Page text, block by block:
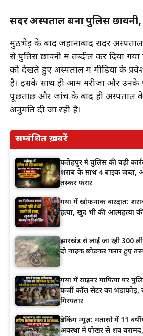
सदर अस्पताल बना पुलिस छावनी,
मुठभेड़ के बाद जहानाबाद सदर अस्पताल
से पुलिस छावनी में तब्दील कर दिया गया
को देखते हुए अस्पताल में मीडिया के
है। इसके साथ ही आम मरीजों और उनके
पूछताछ और जांच के बाद ही अस्पताल
अनुमति दी जा रही है।
सम्बंधित ख़बरें
फतेहपुर में पुलिस की बड़ी
शराब के साथ 4 बाइक जब्त,
तस्कर फरार
गया में खौफनाक वारदात:
हत्या, खुद भी की आत्महत्या
झारखंड से लाई जा रही 300
दो बाइक छोड़कर फरार हुए
गया में साइबर माफिया पर
फर्जी कॉल सेंटर का
गिरफ्तार
ब्रेकिंग न्यूज़: मतासो में 11
अवस्था में पोखर से शव